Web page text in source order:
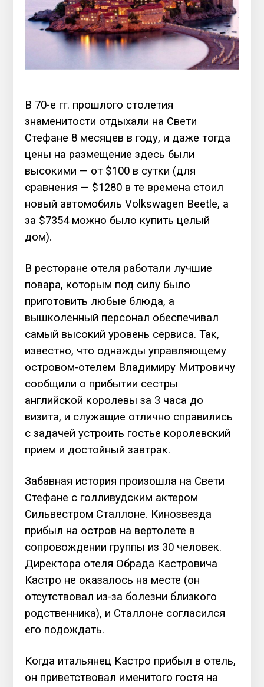
В 70-е гг. прошлого столетия
знаменитости отдыхали на Свети
Стефане 8 месяцев в году, и даже тогда
цены на размещение здесь были
высокими — от $100 в сутки (для
сравнения — $1280 в те времена стоил
новый автомобиль Volkswagen Beetle, а
за $7354 можно было купить целый
дом).
В ресторане отеля работали лучшие
повара, которым под силу было
приготовить любые блюда, а
вышколенный персонал обеспечивал
самый высокий уровень сервиса. Так,
известно, что однажды управляющему
островом-отелем Владимиру Митровичу
сообщили о прибытии сестры
английской королевы за 3 часа до
визита, и служащие отлично справились
с задачей устроить гостье королевский
прием и достойный завтрак.
Забавная история произошла на Свети
Стефане с голливудским актером
Сильвестром Сталлоне. Кинозвезда
прибыл на остров на вертолете в
сопровождении группы из 30 человек.
Директора отеля Обрада Кастровича
Кастро не оказалось на месте (он
отсутствовал из-за болезни близкого
родственника), и Сталлоне согласился
его подождать.
Когда итальянец Кастро прибыл в отель,
он приветствовал именитого гостя на